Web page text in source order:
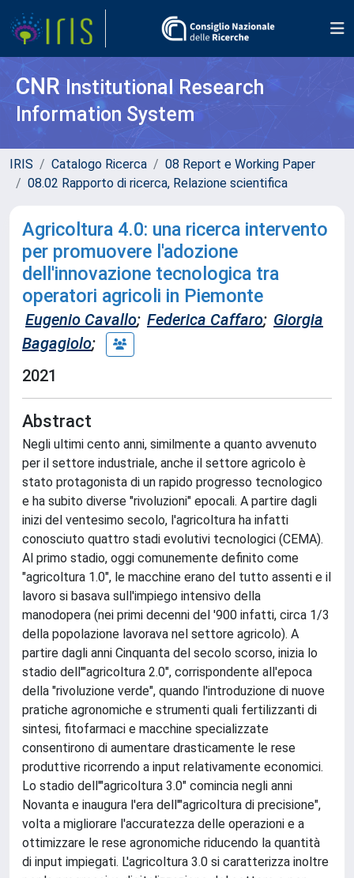
CNR Institutional Research
Information System
IRIS Catalogo Ricerca
08 Report e Working Paper
08.02 Rapporto di ricerca, Relazione scientifica
Agricoltura 4.0: una ricerca intervento
per promuovere l'adozione
dell'innovazione tecnologica tra
operatori agricoli in Piemonte
Eugenio Cavallo; Federica Caffaro; Giorgia
Bagagiolo;
2021
Abstract
Negli ultimi cento anni, similmente a quanto avvenuto
per il settore industriale, anche il settore agricolo è
stato protagonista di un rapido progresso tecnologico
e ha subito diverse "rivoluzioni" epocali. A partire dagli
inizi del ventesimo secolo, l'agricoltura ha infatti
conosciuto quattro stadi evolutivi tecnologici (CEMA).
Al primo stadio, oggi comunemente definito come
"agricoltura 1.0", le macchine erano del tutto assenti e il
lavoro si basava sull'impiego intensivo della
manodopera (nei primi decenni del '900 infatti, circa 1/3
della popolazione lavorava nel settore agricolo). A
partire dagli anni Cinquanta del secolo scorso, inizia lo
stadio dell'"agricoltura 2.0", corrispondente all'epoca
della "rivoluzione verde", quando l'introduzione di nuove
pratiche agronomiche e strumenti quali fertilizzanti di
sintesi, fitofarmaci e macchine specializzate
consentirono di aumentare drasticamente le rese
produttive ricorrendo a input relativamente economici.
Lo stadio dell'"agricoltura 3.0" comincia negli anni
Novanta e inaugura l'era dell'"agricoltura di precisione",
volta a migliorare l'accuratezza delle operazioni e a
ottimizzare le rese agronomiche riducendo la quantità
di input impiegati. L'agricoltura 3.0 si caratterizza inoltre